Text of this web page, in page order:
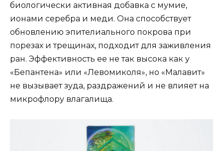
биологически активная добавка с мумие,
ионами серебра и меди. Она способствует
обновлению эпителиального покрова при
порезах и трещинах, подходит для заживления
ран. Эффективность ее не так высока как у
«Бепантена» или «Левомиколя», но «Малавит»
не вызывает зуда, раздражений и не влияет на
микрофлору влагалища.